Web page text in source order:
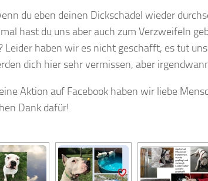
du eben deinen Dickschädel wieder
hast du uns aber auch zum Verzweifeln
Leider haben wir es nicht geschafft, es tut
dich hier sehr vermissen, aber
Aktion auf Facebook haben wir liebe
Dank dafür!